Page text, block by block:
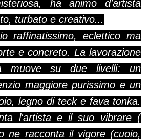
ha animo d'artista
turbato e creativo...
raffinatissimo, eclettico ma
e concreto. La lavorazione
muove su due livelli: un
maggiore purissimo e un
legno di teck e fava tonka.
l'artista e il suo vibrare (
ne racconta il vigore (cuoio,